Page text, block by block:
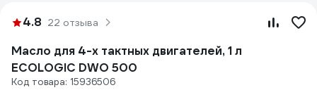
4.8 22 отзыва
Масло для 4-х тактных двигателей, 1 л
ECOLOGIC DWO 500
Код товара: 15936506